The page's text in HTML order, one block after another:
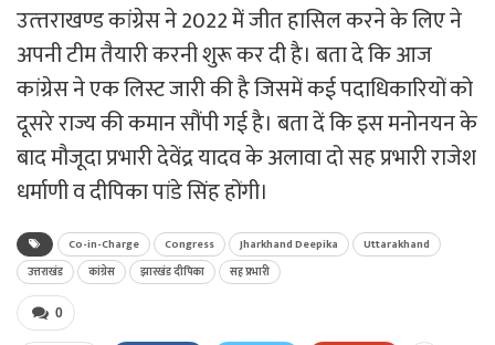
उत्त्तराखण्ड कांग्रेस ने 2022 में जीत हासिल करने के लिए ने
अपनी टीम तैयारी करनी शुरू कर दी है। बता दे कि आज
कांग्रेस ने एक लिस्ट जारी की है जिसमें कई पदाधिकारियों को
दूसरे राज्य की कमान सौंपी गई है। बता दें कि इस मनोनयन के
बाद मौजूदा प्रभारी देवेंद्र यादव के अलावा दो सह प्रभारी राजेश
धर्माणी व दीपिका पांडे सिंह होंगी।
Co-in-Charge Congress Jharkhand Deepika
Uttarakhand
उत्तराखंड
कांग्रेस झारखंड दीपिका सह प्रभारी
0